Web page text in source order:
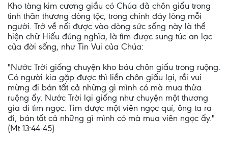
Kho tàng kim cương giầu có Chúa đã chôn giấu trong
tình thân thương dòng tộc, trong chính đáy lòng mỗi
người. Trở về nối được vào dòng sức sống này là thể
hiện chữ Hiếu đúng nghĩa, là tìm được sung túc an lạc
của đời sống, như Tin Vui của Chúa:
"Nước Trời giống chuyện kho báu chôn giấu trong ruộng.
Có người kia gặp được thì liền chôn giấu lại, rồi vui
mừng đi bán tất cả những gì mình có mà mua thửa
ruộng ấy. Nước Trời lại giống như chuyện một thương
gia đi tìm ngọc. Tìm được một viên ngọc quí, ông ta ra
đi, bán tất cả những gì mình có mà mua viên ngọc ấy."
(Mt 13:44-45)